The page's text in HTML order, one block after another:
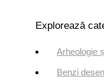
Explorează
Arheologie
Benzi